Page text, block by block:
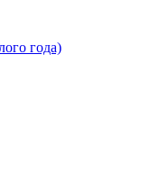
года)